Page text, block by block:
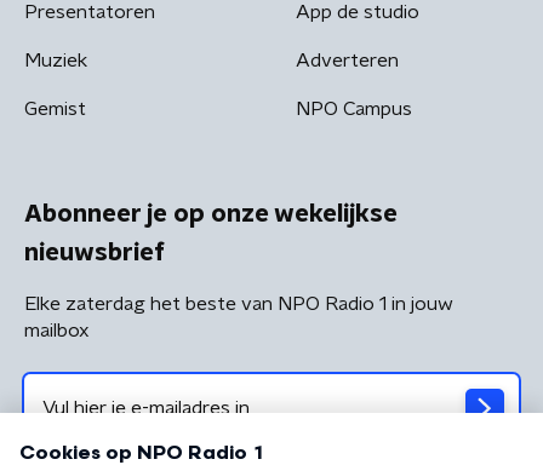
Presentatoren
Muziek
Gemist
App de studio
Adverteren
NPO Campus
Abonneer je op onze wekelijkse
nieuwsbrief
Elke zaterdag het beste van NPO Radio 1 in jouw
mailbox